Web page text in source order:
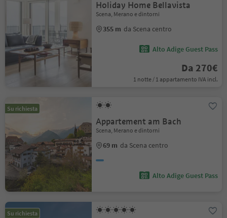
Holiday Home Bellavista
Scena, Merano e dintorni
355 m da Scena centro
Alto Adige Guest Pass
Da 270€
1 notte / 1 appartamento IVA incl.
Su richiesta
Appartement am Bach
Scena, Merano e dintorni
69 m da Scena centro
Alto Adige Guest Pass
Su richiesta